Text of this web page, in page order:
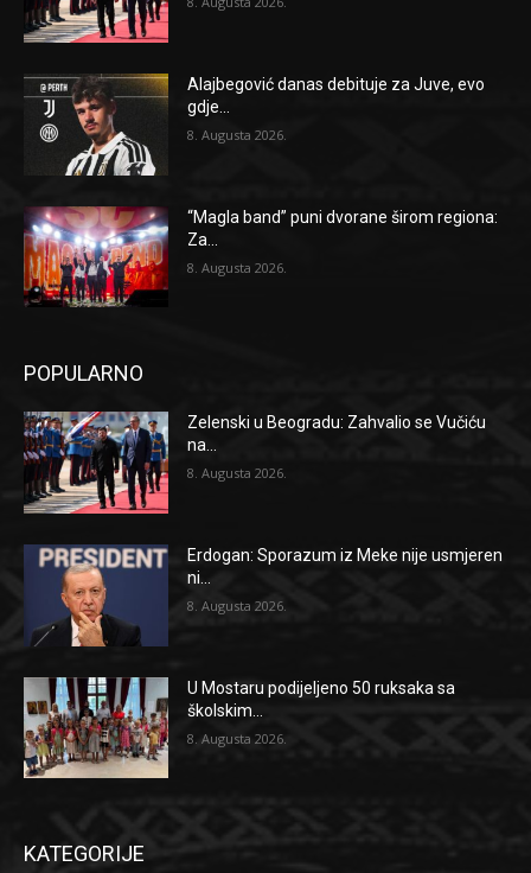
Alajbegović danas debituje za Juve, evo
gdje...
8. Augusta 2026.
“Magla band” puni dvorane širom regiona:
Za...
8. Augusta 2026.
POPULARNO
Zelenski u Beogradu: Zahvalio se Vučiću
na...
8. Augusta 2026.
Erdogan: Sporazum iz Meke nije usmjeren
ni...
8. Augusta 2026.
U Mostaru podijeljeno 50 ruksaka sa
školskim...
8. Augusta 2026.
KATEGORIJE